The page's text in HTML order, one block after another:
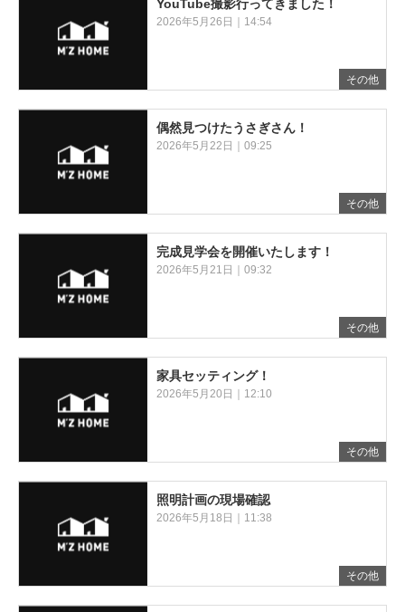
その他
YouTube撮影行ってきました！
2026年5月26日｜14:54
その他
偶然見つけたうさぎさん！
2026年5月22日｜09:25
その他
完成見学会を開催いたします！
2026年5月21日｜09:32
その他
家具セッティング！
2026年5月20日｜12:10
その他
照明計画の現場確認
2026年5月18日｜11:38